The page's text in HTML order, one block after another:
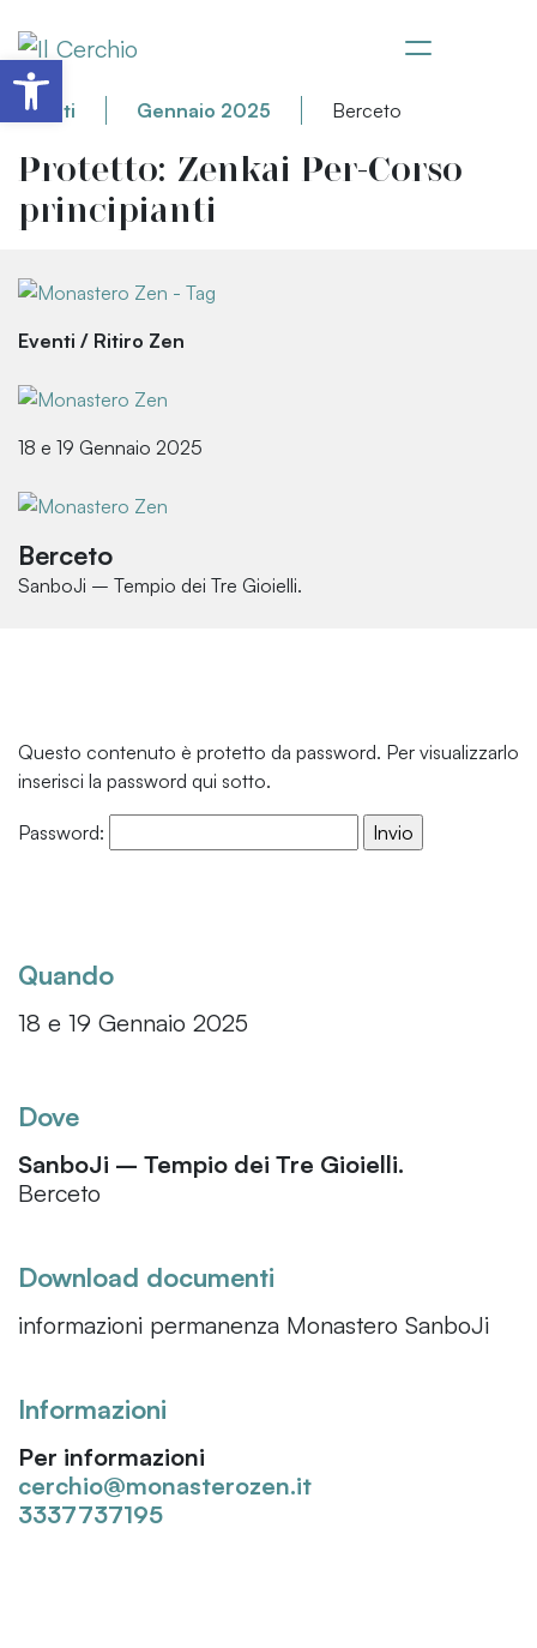
Eventi Gennaio 2025 Berceto
Protetto: Zenkai Per-Corso
principianti
Eventi / Ritiro Zen
18 e 19 Gennaio 2025
Berceto
SanboJi – Tempio dei Tre Gioielli.
Questo contenuto è protetto da password. Per visualizzarlo
inserisci la password qui sotto.
Password:
Quando
18 e 19 Gennaio 2025
Dove
SanboJi – Tempio dei Tre Gioielli.
Berceto
Download documenti
informazioni permanenza Monastero SanboJi
Informazioni
Per informazioni
cerchio@monasterozen.it
3337737195
Apri la barra degli strumenti